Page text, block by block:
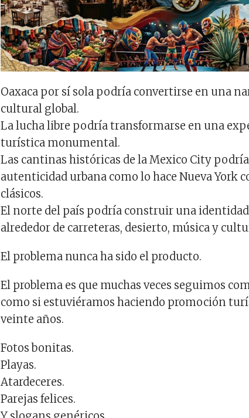
Oaxaca por sí sola podría convertirse en una
cultural global.
La lucha libre podría transformarse en una
turística monumental.
Las cantinas históricas de la Mexico City
autenticidad urbana como lo hace Nueva York
clásicos.
El norte del país podría construir una
alrededor de carreteras, desierto, música y
El problema nunca ha sido el producto.
El problema es que muchas veces seguimos
como si estuviéramos haciendo promoción
veinte años.
Fotos bonitas.
Playas.
Atardeceres.
Parejas felices.